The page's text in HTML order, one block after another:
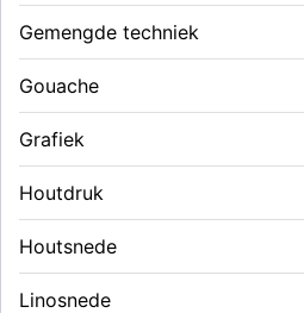
Gemengde techniek
Gouache
Grafiek
Houtdruk
Houtsnede
Linosnede